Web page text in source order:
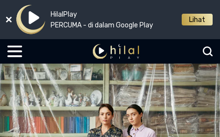
HilalPlay
PERCUMA - di dalam Google Play
Lihat